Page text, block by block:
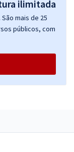
mais de 25
públicos, com